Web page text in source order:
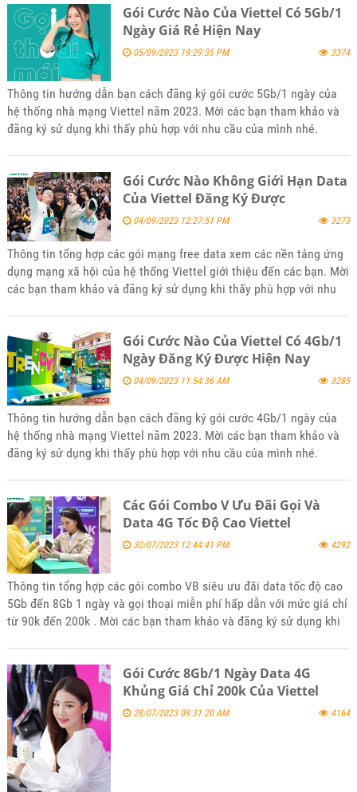
Gói Cước Nào Của Viettel Có 5Gb/1
Ngày Giá Rẻ Hiện Nay
05/09/2023 19:29:35 PM 3374
Thông tin hướng dẫn bạn cách đăng ký gói cước 5Gb/1 ngày của
hệ thống nhà mạng Viettel năm 2023. Mời các bạn tham khảo và
đăng ký sử dụng khi thấy phù hợp với nhu cầu của mình nhé.
Gói Cước Nào Không Giới Hạn Data
Của Viettel Đăng Ký Được
04/09/2023 12:27:51 PM 3273
Thông tin tổng hợp các gói mạng free data xem các nền tảng ứng
dụng mạng xã hội của hệ thống Viettel giới thiệu đến các bạn. Mời
các bạn tham khảo và đăng ký sử dụng khi thấy phù hợp với nhu
Gói Cước Nào Của Viettel Có 4Gb/1
Ngày Đăng Ký Được Hiện Nay
04/09/2023 11:54:36 AM 3285
Thông tin hướng dẫn bạn cách đăng ký gói cước 4Gb/1 ngày của
hệ thống nhà mạng Viettel năm 2023. Mời các bạn tham khảo và
đăng ký sử dụng khi thấy phù hợp với nhu cầu của mình nhé.
Các Gói Combo V Ưu Đãi Gọi Và
Data 4G Tốc Độ Cao Viettel
30/07/2023 12:44:41 PM 4292
Thông tin tổng hợp các gói combo VB siêu ưu đãi data tốc độ cao
5Gb đến 8Gb 1 ngày và gọi thoại miễn phí hấp dẫn với mức giá chỉ
từ 90k đến 200k . Mời các bạn tham khảo và đăng ký sử dụng khi
Gói Cước 8Gb/1 Ngày Data 4G
Khủng Giá Chỉ 200k Của Viettel
28/07/2023 09:31:20 AM 4164